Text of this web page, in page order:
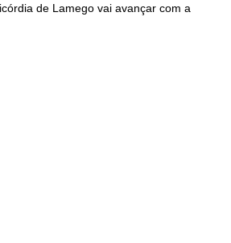
de Lamego vai avançar com a